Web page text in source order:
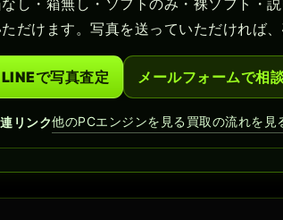
し・箱無し・ソフトのみ・裸ソフト・
だけます。写真を送っていただければ
LINEで写真査定 メールフォームで相
リンク他のPCエンジンを見る買取の流れを見